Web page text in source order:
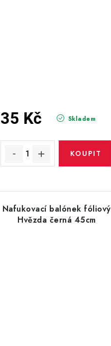
Skladem
35 Kč
Nafukovací balónek fóliový
Hvězda černá 45cm